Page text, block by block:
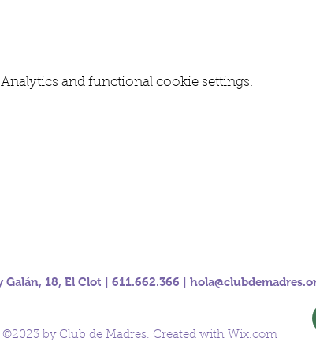
and functional cookie settings.
Galán, 18, El Clot | 611.662.366 |
©2023 by Club de Madres. Created with Wix.com